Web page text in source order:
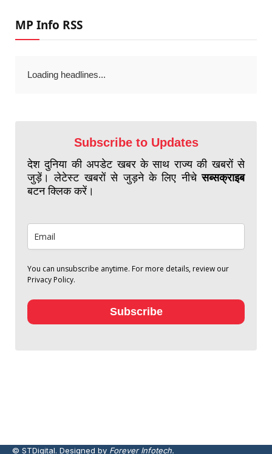
MP Info RSS
Loading headlines...
Subscribe to Updates
देश दुनिया की अपडेट खबर के साथ राज्य की खबरों से
जुड़ें। लेटेस्ट खबरों से जुड़ने के लिए नीचेसब्सक्राइब
बटन क्लिक करें।
You can unsubscribe anytime. For more details, review our
Privacy Policy.
Subscribe
© STDigital. Designed by Forever Infotech.